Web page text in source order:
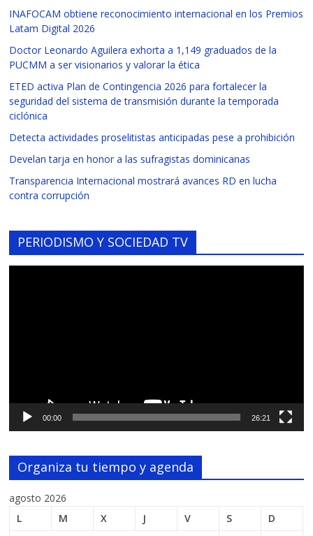
INAFOCAM obtiene reconocimiento internacional en los Premios
Latam Digital 2026
Doctor Leonardo Aguilera exhorta a 1,149 graduados de la
PUCMM a ser visionarios y valorar la ética
ETED activa Plan de Contingencia 2026 para fortalecer la
seguridad del sistema de transmisión durante la temporada
ciclónica
Detecta actividades proselitistas anticipadas pese a prohibición
Develan tarja en honor a las sufragistas dominicanas
Transparencia Internacional mostrará avances RD en lucha
contra corrupción
PERIODISMO Y SOCIEDAD TV
00:00 26:21
Organiza tu tiempo y agenda
agosto 2026
L
M X J V S D